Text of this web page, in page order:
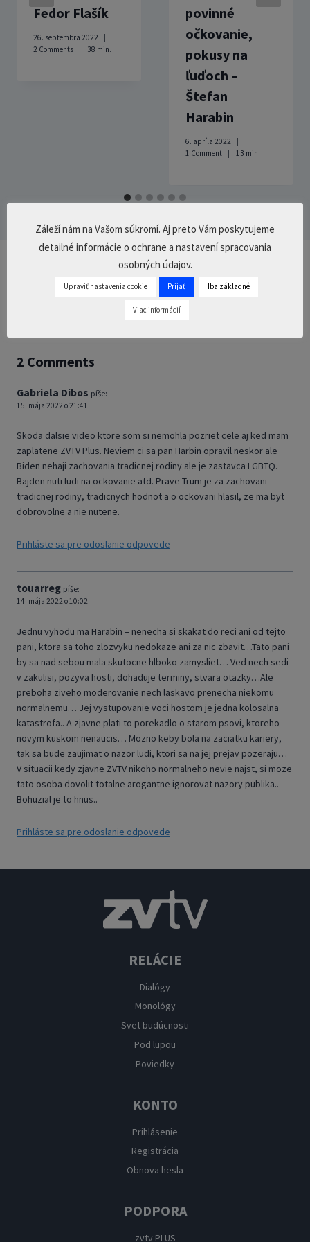
Fedor Flašík
26. septembra 2022
2 Comments
38 min.
povinné
očkovanie,
pokusy na
ľuďoch –
Štefan
Harabin
6. apríla 2022
1 Comment
13 min.
2 Comments
Gabriela Dibos píše:
15. mája 2022 o 21:41
Skoda dalsie video ktore som si nemohla pozriet cele aj ked mam
zaplatene ZVTV Plus. Neviem ci sa pan Harbin opravil neskor ale
Biden nehaji zachovania tradicnej rodiny ale je zastavca LGBTQ.
Bajden nuti ludi na ockovanie atd. Prave Trum je za zachovani
tradicnej rodiny, tradicnych hodnot a o ockovani hlasil, ze ma byt
dobrovolne a nie nutene.
Prihláste sa pre odoslanie odpovede
touarreg píše:
14. mája 2022 o 10:02
Jednu vyhodu ma Harabin – nenecha si skakat do reci ani od tejto
pani, ktora sa toho zlozvyku nedokaze ani za nic zbavit…Tato pani
by sa nad sebou mala skutocne hlboko zamysliet… Ved nech sedi
v zakulisi, pozyva hosti, dohaduje terminy, stvara otazky…Ale
preboha ziveho moderovanie nech laskavo prenecha niekomu
normalnemu… Jej vystupovanie voci hostom je jedna kolosalna
katastrofa.. A zjavne plati to porekadlo o starom psovi, ktoreho
novym kuskom nenaucis… Mozno keby bola na zaciatku kariery,
tak sa bude zaujimat o nazor ludi, ktori sa na jej prejav pozeraju…
V situacii kedy zjavne ZVTV nikoho normalneho nevie najst, si moze
tato osoba dovolit totalne arogantne ignorovat nazory publika..
Bohuzial je to hnus..
Prihláste sa pre odoslanie odpovede
RELÁCIE
Dialógy
Monológy
Svet budúcnosti
Pod lupou
Poviedky
KONTO
Prihlásenie
Registrácia
Obnova hesla
PODPORA
zvtv PLUS
Záleží nám na Vašom súkromí. Aj preto Vám poskytujeme
detailné informácie o ochrane a nastavení spracovania
osobných údajov.
Upraviť nastavenia cookie Prijať Iba základné
Viac informácií